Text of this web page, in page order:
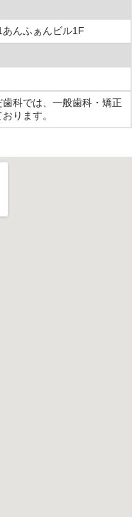
んふぁんビル1F
科では、一般歯科・矯正
ります。